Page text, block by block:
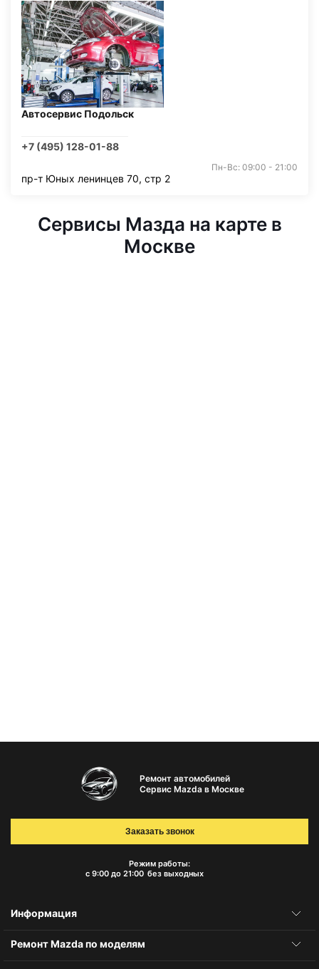
Автосервис Подольск
+7 (495) 128-01-88
Пн-Вс: 09:00 - 21:00
пр-т Юных ленинцев 70, стр 2
Сервисы Мазда на карте в
Москве
Ремонт автомобилей
Сервис Mazda в Москве
Режим работы:
с 9:00 до 21:00 без выходных
Заказать звонок
Информация
Ремонт Mazda по моделям